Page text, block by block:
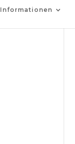
Informationen